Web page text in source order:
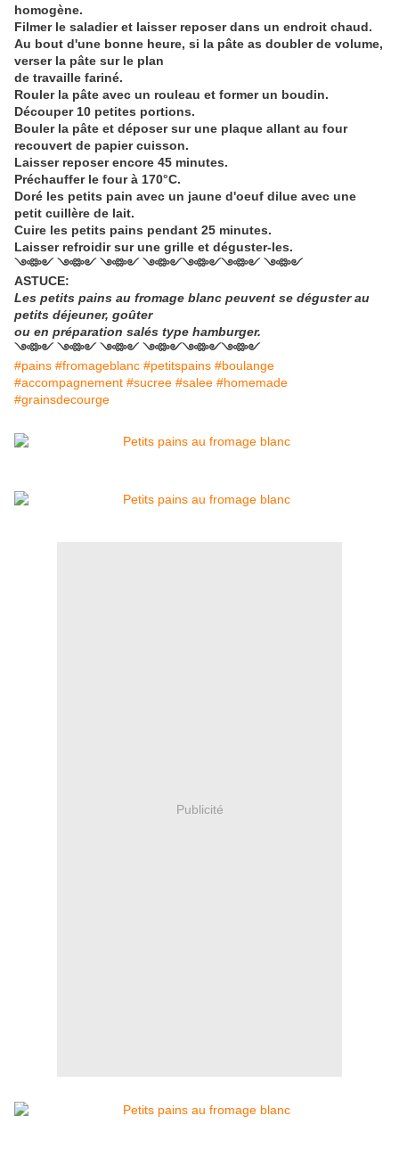
homogène.
Filmer le saladier et laisser reposer dans un endroit chaud.
Au bout d'une bonne heure, si la pâte as doubler de volume,
verser la pâte sur le plan
de travaille fariné.
Rouler la pâte avec un rouleau et former un boudin.
Découper 10 petites portions.
Bouler la pâte et déposer sur une plaque allant au four
recouvert de papier cuisson.
Laisser reposer encore 45 minutes.
Préchauffer le four à 170°C.
Doré les petits pain avec un jaune d'oeuf dilue avec une
petit cuillère de lait.
Cuire les petits pains pendant 25 minutes.
Laisser refroidir sur une grille et déguster-les.
༺༻ ༺༻ ༺༻ ༺༻༺༻༺༻ ༺༻
ASTUCE:
Les petits pains au fromage blanc peuvent se déguster au
petits déjeuner, goûter
ou en préparation salés type hamburger.
༺༻ ༺༻ ༺༻ ༺༻༺༻༺༻
#pains #fromageblanc #petitspains #boulange
#accompagnement #sucree #salee #homemade
#grainsdecourge
Publicité